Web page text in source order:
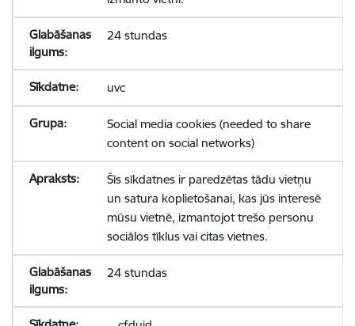
24 stundas
uvc
Social media cookies (needed to share
content on social networks)
Šīs sīkdatnes ir paredzētas tādu vietņu
un satura koplietošanai, kas jūs interesē
mūsu vietnē, izmantojot trešo personu
sociālos tīklus vai citas vietnes.
24 stundas